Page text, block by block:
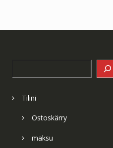
Tilini
Ostoskärry
maksu